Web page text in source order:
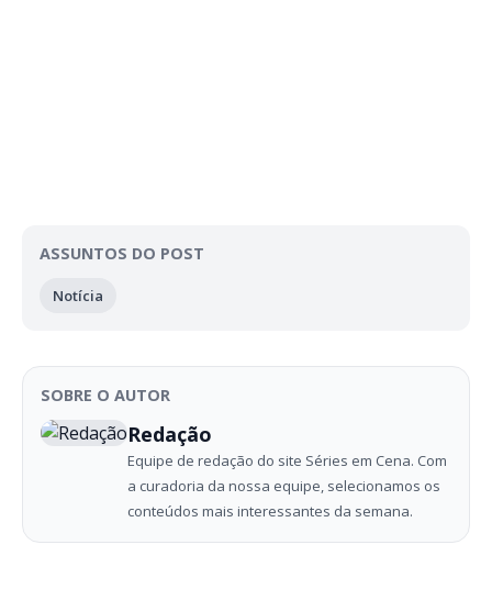
ASSUNTOS DO POST
Notícia
SOBRE O AUTOR
Redação
Equipe de redação do site Séries em Cena. Com
a curadoria da nossa equipe, selecionamos os
conteúdos mais interessantes da semana.